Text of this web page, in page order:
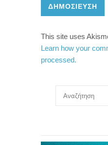
ΔΗΜΟΣΊΕΥΣΗ
This site uses
Learn how your
processed.